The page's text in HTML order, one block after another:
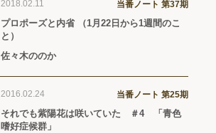
2018.02.11 当番ノート 第37期
プロポーズと内省 （1月22日から1週間のこ
と）
佐々木ののか
2016.02.24 当番ノート 第25期
それでも紫陽花は咲いていた ＃4 「青色
嗜好症候群」